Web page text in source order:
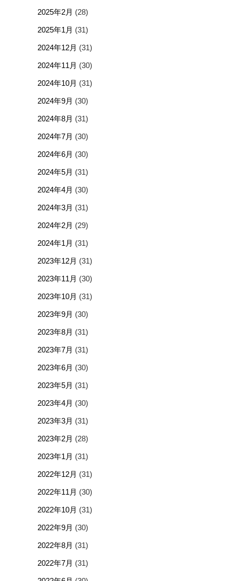
2025年2月 (28)
2025年1月 (31)
2024年12月 (31)
2024年11月 (30)
2024年10月 (31)
2024年9月 (30)
2024年8月 (31)
2024年7月 (30)
2024年6月 (30)
2024年5月 (31)
2024年4月 (30)
2024年3月 (31)
2024年2月 (29)
2024年1月 (31)
2023年12月 (31)
2023年11月 (30)
2023年10月 (31)
2023年9月 (30)
2023年8月 (31)
2023年7月 (31)
2023年6月 (30)
2023年5月 (31)
2023年4月 (30)
2023年3月 (31)
2023年2月 (28)
2023年1月 (31)
2022年12月 (31)
2022年11月 (30)
2022年10月 (31)
2022年9月 (30)
2022年8月 (31)
2022年7月 (31)